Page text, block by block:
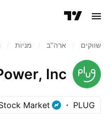
שווקים ארה"ב‏ מניות‏
Inc.
PLUG
Market